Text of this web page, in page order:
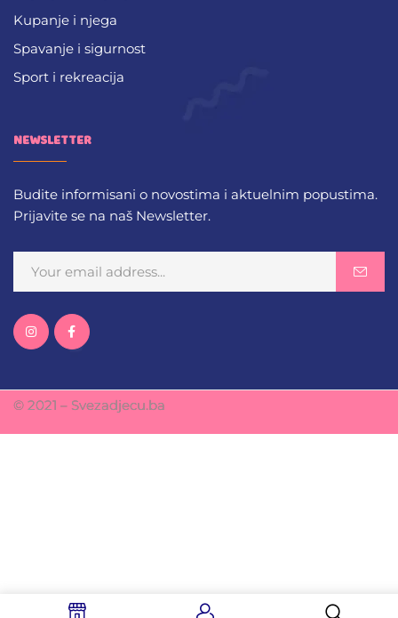
Kupanje i njega
Spavanje i sigurnost
Sport i rekreacija
NEWSLETTER
Budite informisani o novostima i aktuelnim popustima.
Prijavite se na naš Newsletter.
© 2021 – Svezadjecu.ba